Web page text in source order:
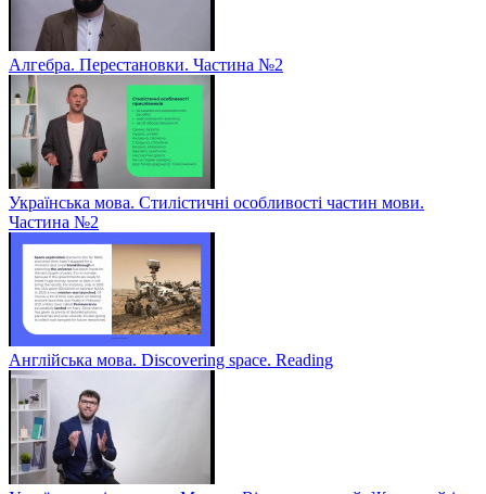
Алгебра. Перестановки. Частина №2
Українська мова. Стилістичні особливості частин мови.
Частина №2
Англійська мова. Discovering space. Reading